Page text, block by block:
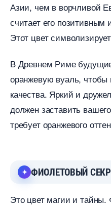
Азии, чем в ворчливой
считает его позитивным
Этот цвет символизирует
Древнем Риме
оранжевую вуаль, чтобы
качества. Яркий и
должен заставить
требует оранжевого
ФИОЛЕТОВЫЙ
Это цвет магии и тайны.